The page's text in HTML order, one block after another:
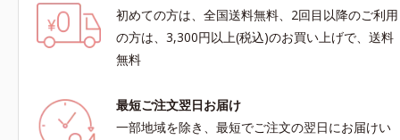
初めての方は、全国送料無料、2回目以降のご利用
の方は、3,300円以上(税込)のお買い上げで、送料
無料
最短ご注文翌日お届け
一部地域を除き、最短でご注文の翌日にお届けい